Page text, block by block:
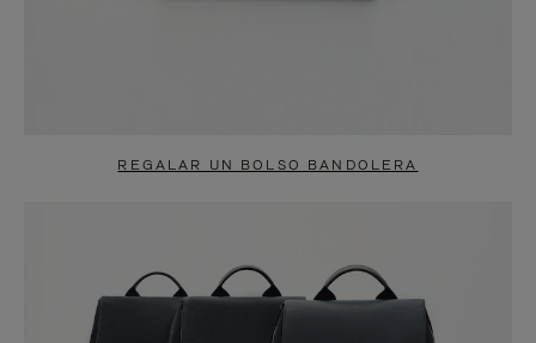
REGALAR UN BOLSO BANDOLERA